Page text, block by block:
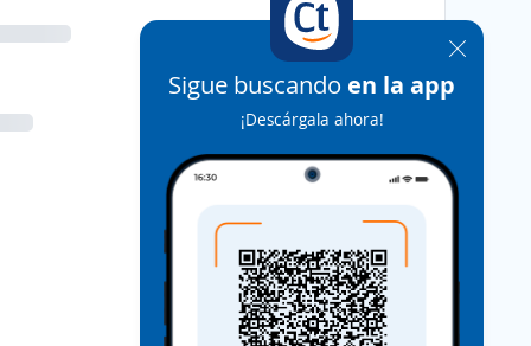
Sigue buscando en la app
¡Descárgala ahora!